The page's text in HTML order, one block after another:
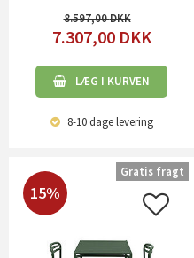
8.597,00
7.307,00 DKK
LÆG I KURVEN
8-10 dagelevering
15%
Gratis fragt